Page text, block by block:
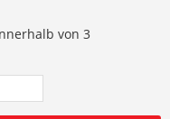
von 3